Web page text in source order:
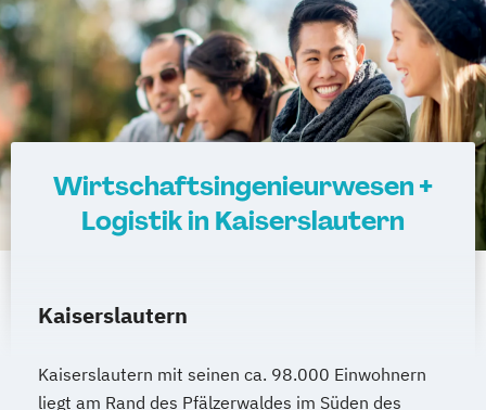
Wirtschaftsingenieurwesen +
Logistik in Kaiserslautern
Kaiserslautern
Kaiserslautern mit seinen ca. 98.000 Einwohnern
liegt am Rand des Pfälzerwaldes im Süden des